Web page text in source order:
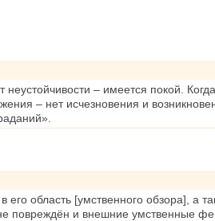
неустойчивости – имеется покой.
– нет исчезновения и
область [умственного обзора], а
не повреждён и внешние умственные